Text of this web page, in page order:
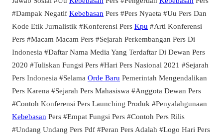
#Dampak Negatif Kebebasan Pers #Pers Nyaeta #Uu Pers Dan
Kode Etik Jurnalistik #Konferensi Pers Kpu #Arti Konferensi
Pers #Macam Macam Pers #Sejarah Perkembangan Pers Di
Indonesia #Daftar Nama Media Yang Terdaftar Di Dewan Pers
2020 #Tuliskan Fungsi Pers #Hari Pers Nasional 2021 #Sejarah
Pers Indonesia #Selama Orde Baru Pemerintah Mengendalikan
Pers Karena #Sejarah Pers Mahasiswa #Anggota Dewan Pers
#Contoh Konferensi Pers Launching Produk #Penyalahgunaan
Kebebasan Pers #Empat Fungsi Pers #Contoh Pers Rilis
#Undang Undang Pers Pdf #Peran Pers Adalah #Logo Hari Pers